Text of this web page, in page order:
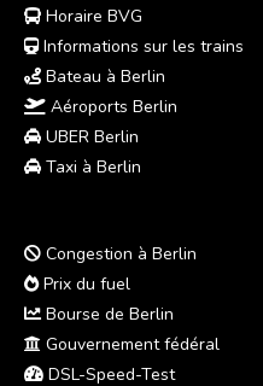
Horaire BVG
Informations sur les trains
Bateau à Berlin
Aéroports Berlin
UBER Berlin
Taxi à Berlin
Congestion à Berlin
Prix du fuel
Bourse de Berlin
Gouvernement fédéral
DSL-Speed-Test